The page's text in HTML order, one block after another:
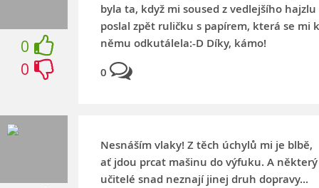
0
0
byla ta, když mi soused z vedlejšího hajzlu
poslal zpět ruličku s papírem, která se mi k
němu odkutálela:-D Díky, kámo!
0
Nesnáším vlaky! Z těch úchylů mi je blbě,
ať jdou prcat mašinu do výfuku. A některý
učitelé snad neznají jinej druh dopravy...